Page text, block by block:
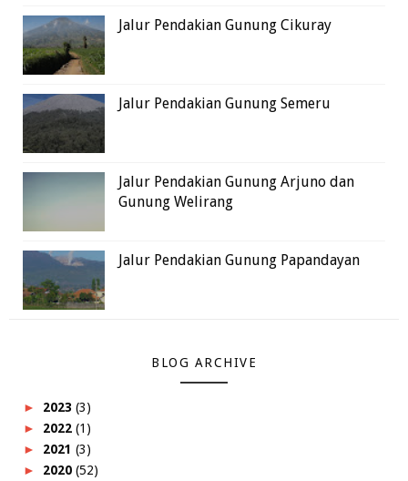
Jalur Pendakian Gunung Cikuray
Jalur Pendakian Gunung Semeru
Jalur Pendakian Gunung Arjuno dan
Gunung Welirang
Jalur Pendakian Gunung Papandayan
BLOG ARCHIVE
► 2023 (3)
► 2022 (1)
► 2021 (3)
► 2020 (52)